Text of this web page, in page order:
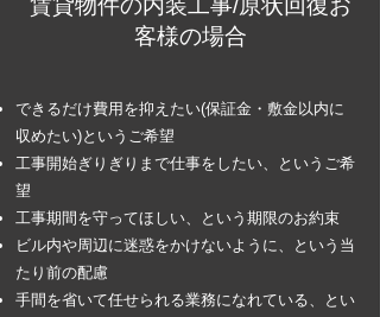
賃貸物件の内装工事/原状回復お
客様の場合
できるだけ費用を抑えたい(保証金・敷金以内に
収めたい)というご希望
工事開始ぎりぎりまで仕事をしたい、というご希
望
工事期間を守ってほしい、という期限のお約束
ビル内や周辺に迷惑をかけないように、という当
たり前の配慮
手間を省いて任せられる業務になれている、とい